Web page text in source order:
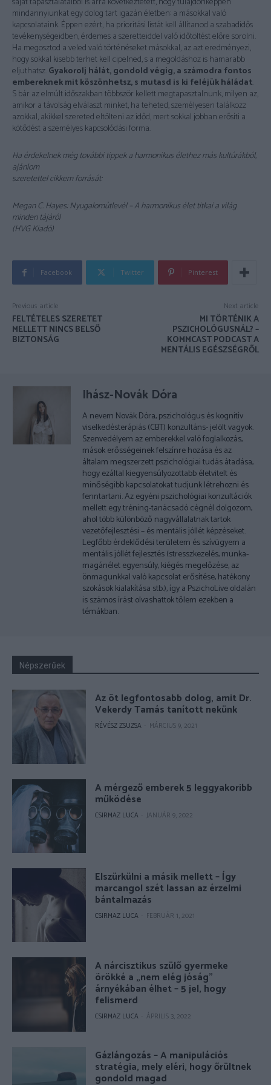
mindannyiunkat egy dolog tart igazán életben: a másokkal való
kapcsolataink. Éppen ezért, ha prioritási listát kell állítanod a szabadidős
tevékenységeidben, érdemes a szeretteiddel való időtöltést előre sorolni.
Ha megosztod a veled való történéseket másokkal, az azt eredményezi,
hogy sokkal kisebb terhet kell cipelned, s a megoldáshoz is hamarabb
eljuthatsz. Gyakorolj hálát, gondold végig, a számodra fontos
embereknek mit köszönhetsz, s mutasd is ki feléjük háládat
S bár az elmúlt időszakban többször kellett megtapasztalnunk, milyen az,
amikor a távolság elválaszt minket, ha teheted, személyesen találkozz
azokkal, akikkel szereted eltölteni az időd, mert sokkal jobban erősíti a
kötődést a személyes kapcsolódási forma.
Ha érdekelnek még további tippek a harmonikus élethez más kultúrákból,
ajánlom
szeretettel cikkem forrását:
Megan C. Hayes: Nyugalomútlevél – A harmonikus élet titkai a világ
minden tájáról
(HVG Kiadó)
Facebook Twitter Pinterest
Previous article
FELTÉTELES SZERETET
MELLETT NINCS BELSŐ
BIZTONSÁG
Next article
MI TÖRTÉNIK A
PSZICHOLÓGUSNÁL? –
KOMMCAST PODCAST A
MENTÁLIS EGÉSZSÉGRŐL
Ihász-Novák Dóra
A nevem Novák Dóra, pszichológus és kognitív
viselkedésterápiás (CBT) konzultáns- jelölt vagyok.
Szenvedélyem az emberekkel való foglalkozás,
mások erősségeinek felszínre hozása és az
általam megszerzett pszichológiai tudás átadása,
hogy ezáltal kiegyensúlyozottabb életvitelt és
minőségibb kapcsolatokat tudjunk létrehozni és
fenntartani. Az egyéni pszichológiai konzultációk
mellett egy tréning-tanácsadó cégnél dolgozom,
ahol több különböző nagyvállalatnak tartok
vezetőfejlesztési – és mentális jóllét képzéseket.
Legfőbb érdeklődési területem és szívügyem a
mentális jóllét fejlesztés (stresszkezelés, munka-
magánélet egyensúly, kiégés megelőzése, az
önmagunkkal való kapcsolat erősítése, hatékony
szokások kialakítása stb.), így a PszichoLive oldalán
is számos írást olvashattok tőlem ezekben a
témákban.
Népszerűek
Az öt legfontosabb dolog, amit Dr.
Vekerdy Tamás tanított nekünk
RÉVÉSZ ZSUZSA MÁRCIUS 9, 2021
A mérgező emberek 5 leggyakoribb
működése
CSIRMAZ LUCA JANUÁR 9, 2022
Elszürkülni a másik mellett – Így
marcangol szét lassan az érzelmi
bántalmazás
CSIRMAZ LUCA FEBRUÁR 1, 2021
A nárcisztikus szülő gyermeke
örökké a „nem elég jóság”
árnyékában élhet – 5 jel, hogy
felismerd
CSIRMAZ LUCA ÁPRILIS 3, 2022
Gázlángozás – A manipulációs
stratégia, mely eléri, hogy őrültnek
gondold magad